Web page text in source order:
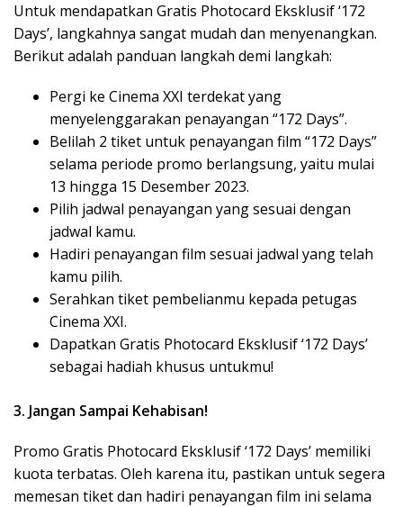
Untuk mendapatkan Gratis Photocard Eksklusif ‘172
Days’, langkahnya sangat mudah dan menyenangkan.
Berikut adalah panduan langkah demi langkah:
Pergi ke Cinema XXI terdekat yang
menyelenggarakan penayangan “172 Days”.
Belilah 2 tiket untuk penayangan film “172 Days”
selama periode promo berlangsung, yaitu mulai
13 hingga 15 Desember 2023.
Pilih jadwal penayangan yang sesuai dengan
jadwal kamu.
Hadiri penayangan film sesuai jadwal yang telah
kamu pilih.
Serahkan tiket pembelianmu kepada petugas
Cinema XXI.
Dapatkan Gratis Photocard Eksklusif ‘172 Days’
sebagai hadiah khusus untukmu!
3. Jangan Sampai Kehabisan!
Promo Gratis Photocard Eksklusif ‘172 Days’ memiliki
kuota terbatas. Oleh karena itu, pastikan untuk segera
memesan tiket dan hadiri penayangan film ini selama